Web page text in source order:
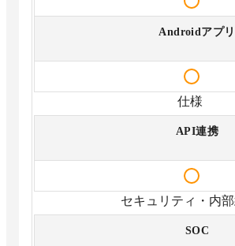
Androidアプリ
仕様
API連携
セキュリティ・内部
SOC